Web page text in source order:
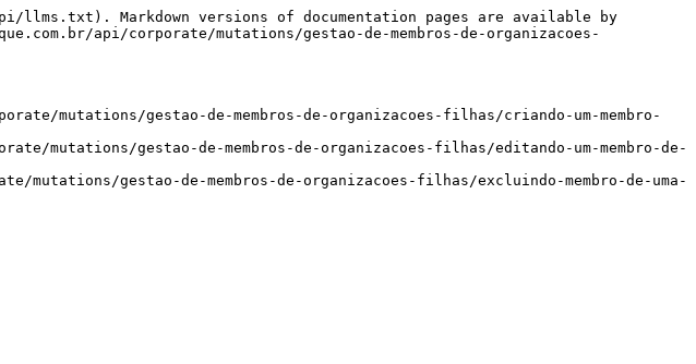
Markdown versions of documentation pages are available by
api/corporate/mutations/gestao-de-membros-de-organizacoes-
mutations/gestao-de-membros-de-organizacoes-filhas/criando-um-membro-
mutations/gestao-de-membros-de-organizacoes-filhas/editando-um-membro-de-
gestao-de-membros-de-organizacoes-filhas/excluindo-membro-de-uma-